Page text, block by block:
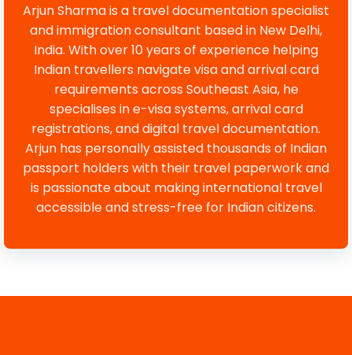
Arjun Sharma is a travel documentation specialist
and immigration consultant based in New Delhi,
India. With over 10 years of experience helping
Indian travellers navigate visa and arrival card
requirements across Southeast Asia, he
specialises in e-visa systems, arrival card
registrations, and digital travel documentation.
Arjun has personally assisted thousands of Indian
passport holders with their travel paperwork and
is passionate about making international travel
accessible and stress-free for Indian citizens.